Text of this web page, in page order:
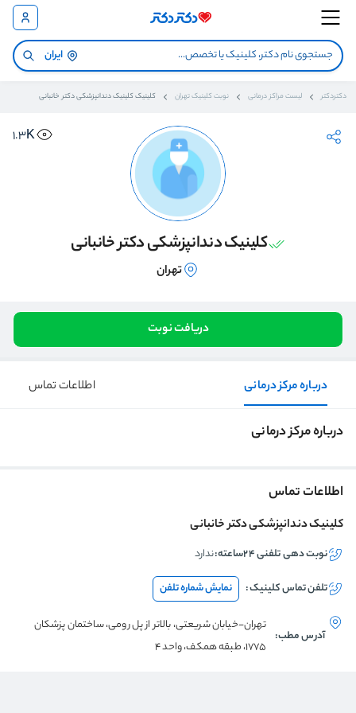
ایران
دکتردکتر لیست مراکز درمانی نوبت کلینیک تهران کلینیک کلینیک دندانپزشکی دکتر خانبانی
1.3K
کلینیک دندانپزشکی دکتر خانبانی
تهران
دریافت نوبت
درباره مرکز درمانی اطلاعات تماس
درباره مرکز درمانی
اطلاعات تماس
کلینیک دندانپزشکی دکتر خانبانی
نوبت دهی تلفنی ۲۴ساعته: ندارد
تلفن تماسکلینیک: نمایش شماره تلفن
آدرس مطب:
تهران-خیابان شریعتی، بالاتر از پل رومی، ساختمان پزشکان
1775، طبقه همکف، واحد 4